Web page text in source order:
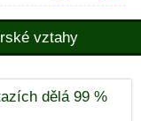
vztahy
dělá 99 %